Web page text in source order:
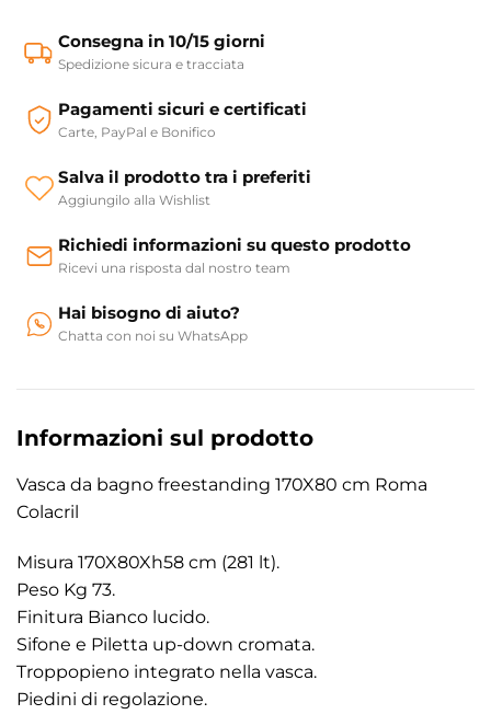
Consegna in 10/15 giorni
Spedizione sicura e tracciata
Pagamenti sicuri e certificati
Carte, PayPal e Bonifico
Salva il prodotto tra i preferiti
Aggiungilo alla Wishlist
Richiedi informazioni su questo prodotto
Ricevi una risposta dal nostro team
Hai bisogno di aiuto?
Chatta con noi su WhatsApp
Informazioni sul prodotto
Vasca da bagno freestanding 170X80 cm Roma
Colacril
Misura 170X80Xh58 cm (281 lt).
Peso Kg 73.
Finitura Bianco lucido.
Sifone e Piletta up-down cromata.
Troppopieno integrato nella vasca.
Piedini di regolazione.